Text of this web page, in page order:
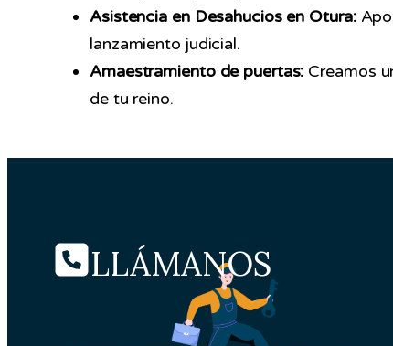
Asistencia en Desahucios en Otura:
lanzamiento judicial.
Amaestramiento de puertas: Creamos
de tu reino.
LLÁMANOS